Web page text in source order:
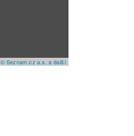
© Seznam.cz a.s. a další